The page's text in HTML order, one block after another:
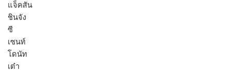
แจ็คสัน
ชินจัง
ซี
เซนท์
โดนัท
เต๋า